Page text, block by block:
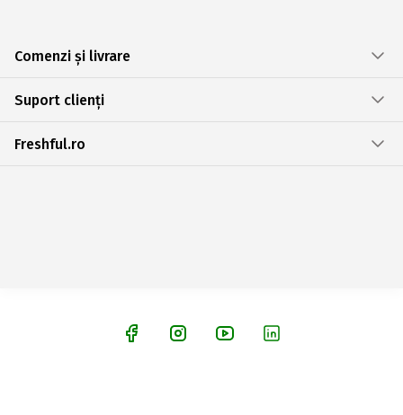
Comenzi și livrare
Suport clienți
Freshful.ro